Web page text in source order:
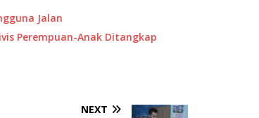
Jalan
Perempuan-Anak Ditangkap
NEXT